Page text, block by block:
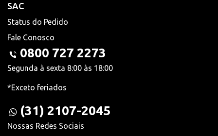
SAC
Status do Pedido
Fale Conosco
0800 727 2273
Segunda à sexta 8:00 às 18:00
*Exceto feriados
(31) 2107-2045
Nossas Redes Sociais